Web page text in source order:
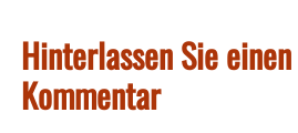
Hinterlassen Sie einen
Kommentar